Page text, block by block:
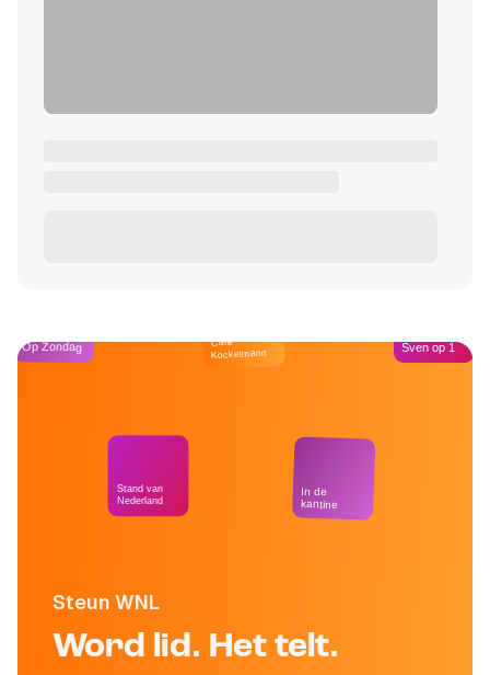
Steun WNL
Word lid. Het telt.
Op Zondag
Stand van
Nederland
Café
Kockelmann
In de
kantine
Sven op 1